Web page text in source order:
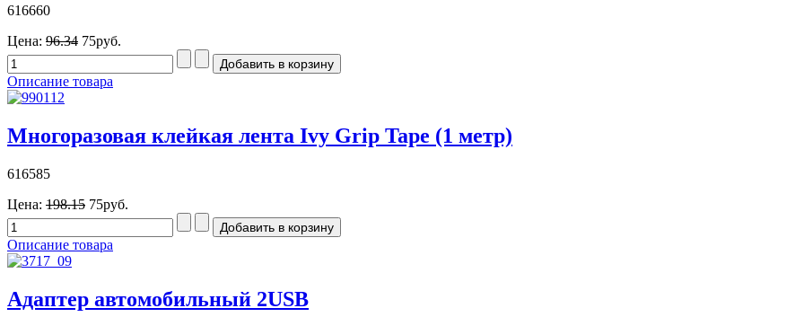
616660
Цена: 96.34 75руб.
Описание товара
Многоразовая клейкая лента Ivy Grip Tape (1 метр)
616585
Цена: 198.15 75руб.
Описание товара
Адаптер автомобильный 2USB